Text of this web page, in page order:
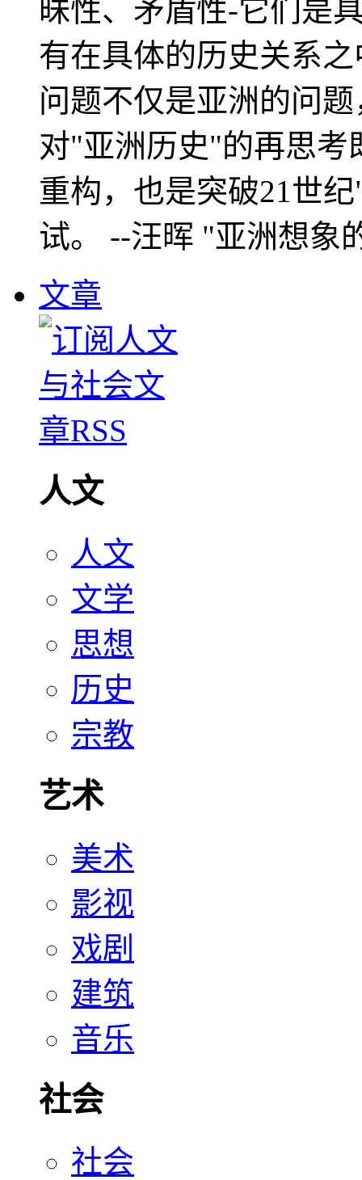
昧性、矛盾性-它们是
有在具体的历史关系
问题不仅是亚洲的问
对"亚洲历史"的再思考
重构，也是突破21世
试。 --汪晖 "亚洲想象
文章
人文
人文
文学
思想
历史
宗教
艺术
美术
影视
戏剧
建筑
音乐
社会
社会